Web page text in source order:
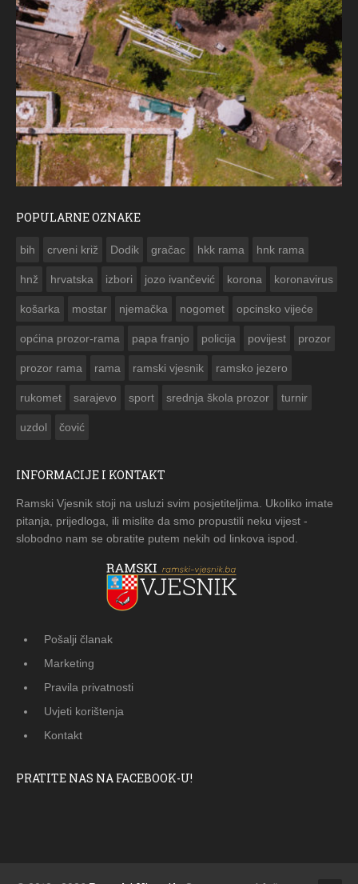
POPULARNE OZNAKE
bih crveni križ Dodik gračac hkk rama hnk rama
hnž hrvatska izbori jozo ivančević korona koronavirus
košarka mostar njemačka nogomet opcinsko vijeće
općina prozor-rama papa franjo policija povijest prozor
prozor rama rama ramski vjesnik ramsko jezero
rukomet sarajevo sport srednja škola prozor turnir
uzdol čović
INFORMACIJE I KONTAKT
Ramski Vjesnik stoji na usluzi svim posjetiteljima. Ukoliko imate
pitanja, prijedloga, ili mislite da smo propustili neku vijest -
slobodno nam se obratite putem nekih od linkova ispod.
Pošalji članak
Marketing
Pravila privatnosti
Uvjeti korištenja
Kontakt
PRATITE NAS NA FACEBOOK-U!